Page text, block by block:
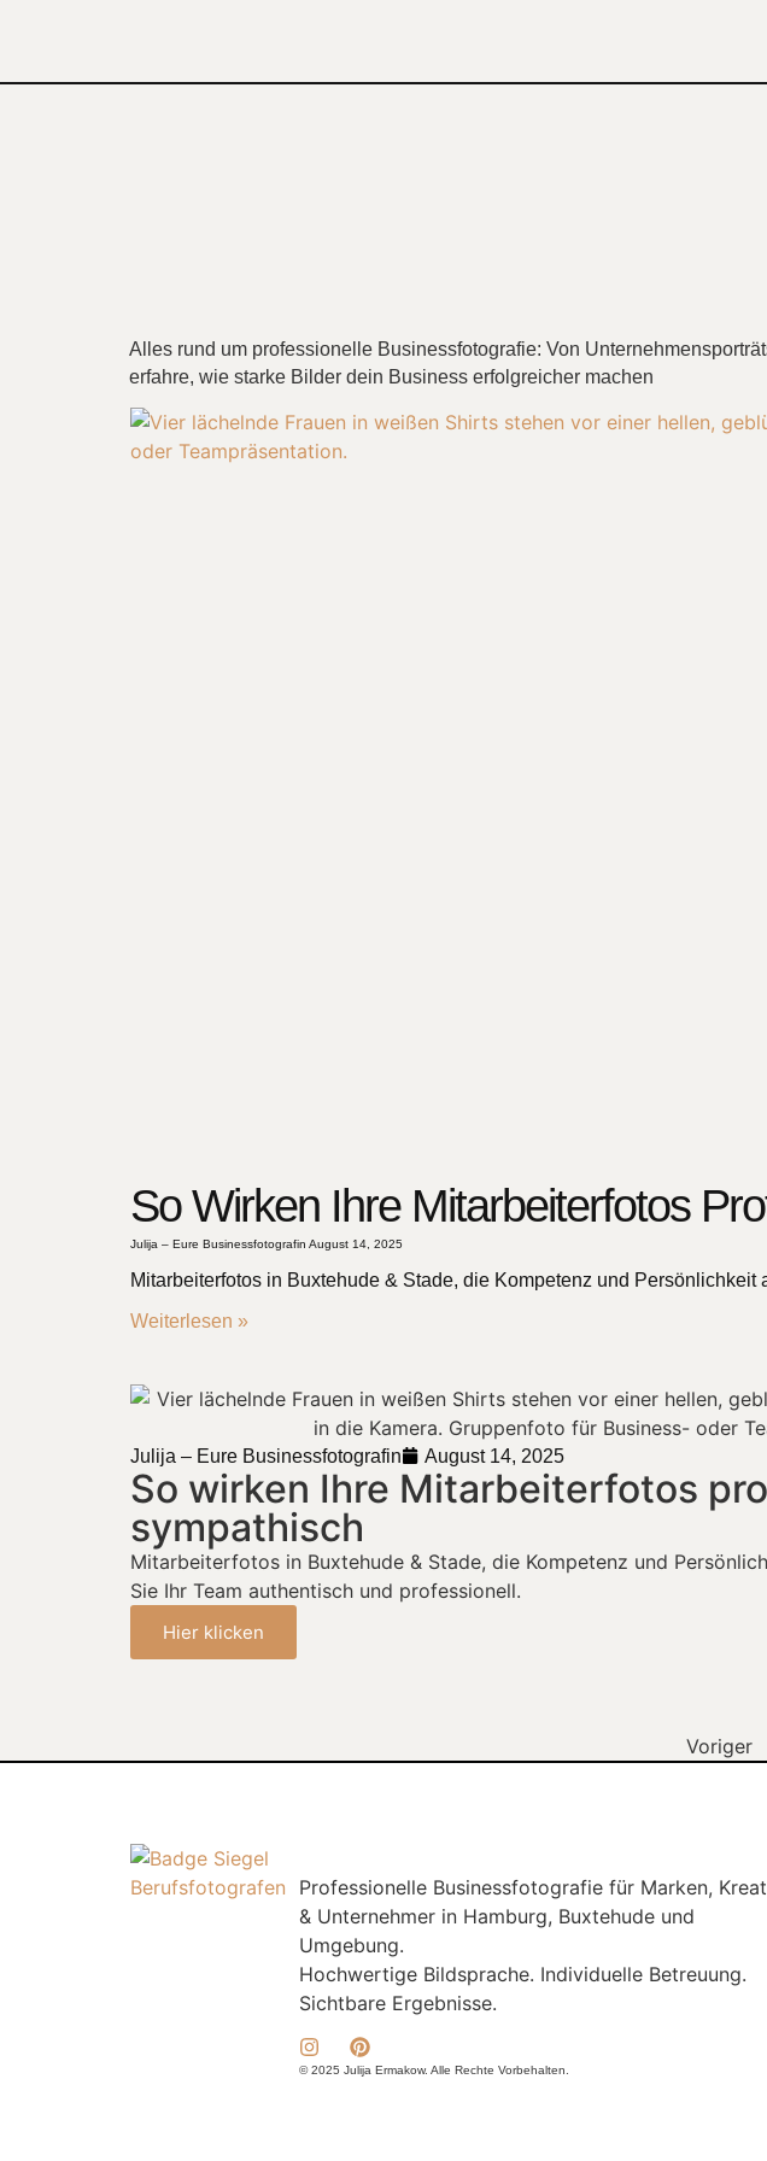
Alles rund um professionelle Businessfotografie: Von
erfahre, wie starke Bilder dein Business erfolgreicher machen
So Wirken Ihre Mitarbeiterfotos
Julija – Eure BusinessfotografinAugust 14, 2025
Mitarbeiterfotos in Buxtehude & Stade, die Kompetenz und
Weiterlesen »
Julija – Eure Businessfotografin August 14, 2025
So wirken Ihre Mitarbeiterfotos
sympathisch
Mitarbeiterfotos in Buxtehude & Stade, die Kompetenz und
Sie Ihr Team authentisch und professionell.
Hier klicken
Voriger
Professionelle Businessfotografie für Marken,
& Unternehmer in Hamburg, Buxtehude und
Umgebung.
Hochwertige Bildsprache. Individuelle Betreuung.
Sichtbare Ergebnisse.
© 2025 Julija Ermakow. Alle Rechte Vorbehalten.